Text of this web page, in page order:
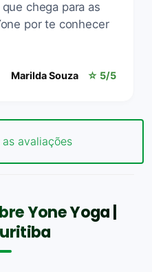
chega para as
por te conhecer
Marilda Souza ☆ 5/5
avaliações
Yone Yoga |